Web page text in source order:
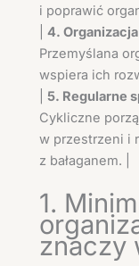
i poprawić
4.
Przemyślana
wspiera ich
5. Regularne
Cykliczne
w przestrzeni i
z bałaganem. |
1.
znaczy